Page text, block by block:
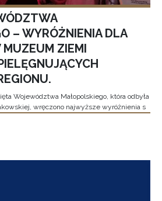
– WYRÓŻNIENIA DLA
MUZEUM ZIEMI
Województwa Małopolskiego, która odbyła
wręczono najwyższe wyróżnienia s